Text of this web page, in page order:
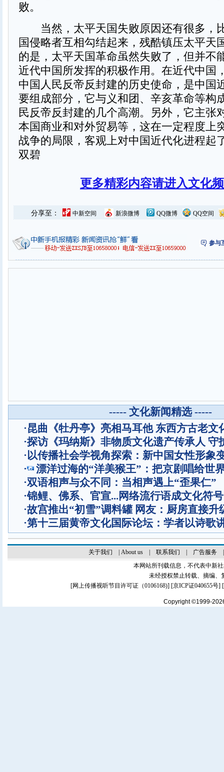
败。
当然，太平天国失败原因还有很多，
国侵略者互相勾结起来，残酷镇压太平天
的是，太平天国革命虽然失败了，但并不
近代中国所发挥的积极作用。在近代中国
中国人民反帝反封建的历史使命，是中国
要组成部分，它与义和团、辛亥革命等构
民反帝反封建的几个高潮。另外，它主张
本国商业和对外贸易等，这在一定程度上
战争的局限，客观上对中国近代化进程起
双碧
更多精彩内容请进入文化
QQ空间
QQ微博
新浪微博
中新空间
分享至：
参与
----- 文化新闻精选 -----
·昆曲《牡丹亭》亮相马耳他 东西方古老文
·探访《玛纳斯》非物质文化遗产传承人 守
·以传播社会学视角探索：新中国女性形象
·
漂洋过海的“洋美猴王”：把京剧唱给世
·双语相声与众不同：当相声遇上“歪果仁”
·锦鲤、佛系、官宣...网络流行语成文化符号
·故宫推出“初雪”调料罐 网友：厨房直接升
·第十三届黄帝文化国际论坛：学者以诗歌
关于我们 About us| 联系我们 广告服务
本网站所刊载信息，不代表中新
未经授权禁止转载、摘编、
[网上传播视听节目许可证（0106168)] [京ICP证040655号]
Copyright ©1999-